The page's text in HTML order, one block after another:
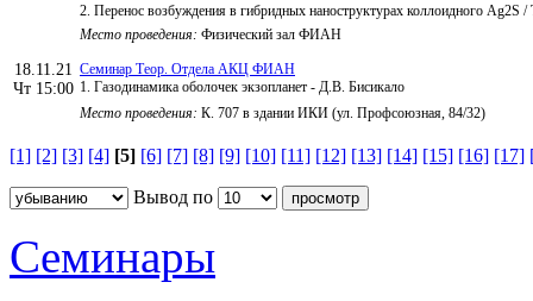
2. Перенос возбуждения в гибридных наноструктурах коллоидного
Место проведения: Физический зал ФИАН
18.11.21
Чт 15:00
Семинар Теор. Отдела АКЦ ФИАН
1. Газодинамика оболочек экзопланет - Д.В. Бисикало
Место проведения: К. 707 в здании ИКИ (ул. Профсоюзная, 84/32)
[1] [2] [3] [4] [5] [6] [7] [8] [9] [10] [11] [12] [13] [14] [15] [16] [17]
Вывод по
Семинары